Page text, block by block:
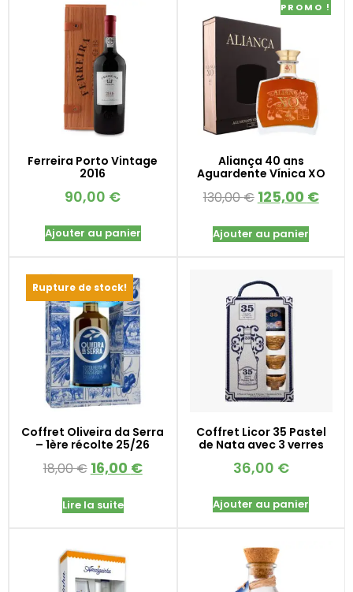
Ferreira Porto Vintage
2016
90,00 €
Ajouter au panier
PROMO !
Aliança 40 ans
Aguardente Vínica XO
130,00€ 125,00 €
Ajouter au panier
Rupture de stock!
Coffret Oliveira da Serra
– 1ère récolte 25/26
18,00€ 16,00 €
Lire la suite
Coffret Licor 35 Pastel
de Nata avec 3 verres
36,00 €
Ajouter au panier